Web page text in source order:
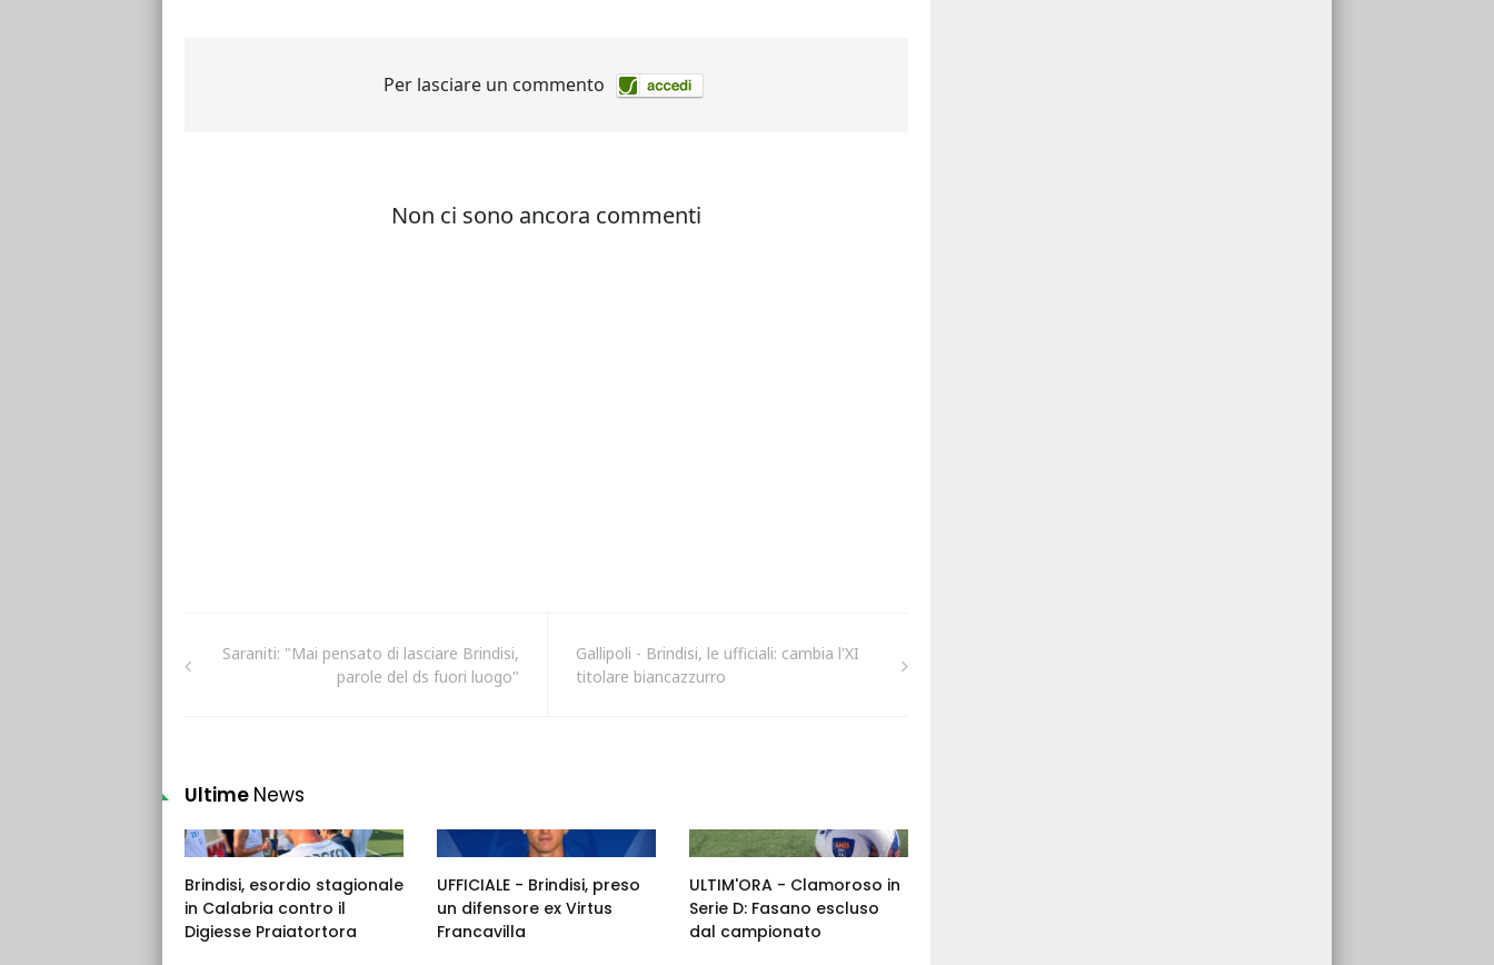
Saraniti: "Mai pensato di lasciare Brindisi,
parole del ds fuori luogo"
Gallipoli - Brindisi, le ufficiali: cambia l'XI
titolare biancazzurro
Ultime News
Brindisi, esordio stagionale
in Calabria contro il
Digiesse Praiatortora
UFFICIALE - Brindisi, preso
un difensore ex Virtus
Francavilla
ULTIM'ORA - Clamoroso in
Serie D: Fasano escluso
dal campionato